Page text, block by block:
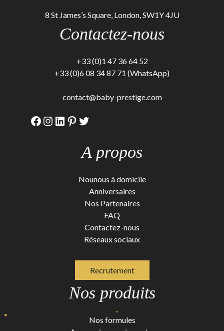
8 St James’s Square, London, SW1Y 4JU
Contactez-nous
+33 (0)1 47 36 64 52
+33 (0)6 08 34 87 71 (WhatsApp)
contact@baby-prestige.com
Facebook
Instagram
LinkedIn
Pinterest
Twitter
A propos
Nounous à domicile
Anniversaires
Nos Partenaires
FAQ
Contactez-nous
Réseaux sociaux
Recrutement
Nos produits
Nos formules